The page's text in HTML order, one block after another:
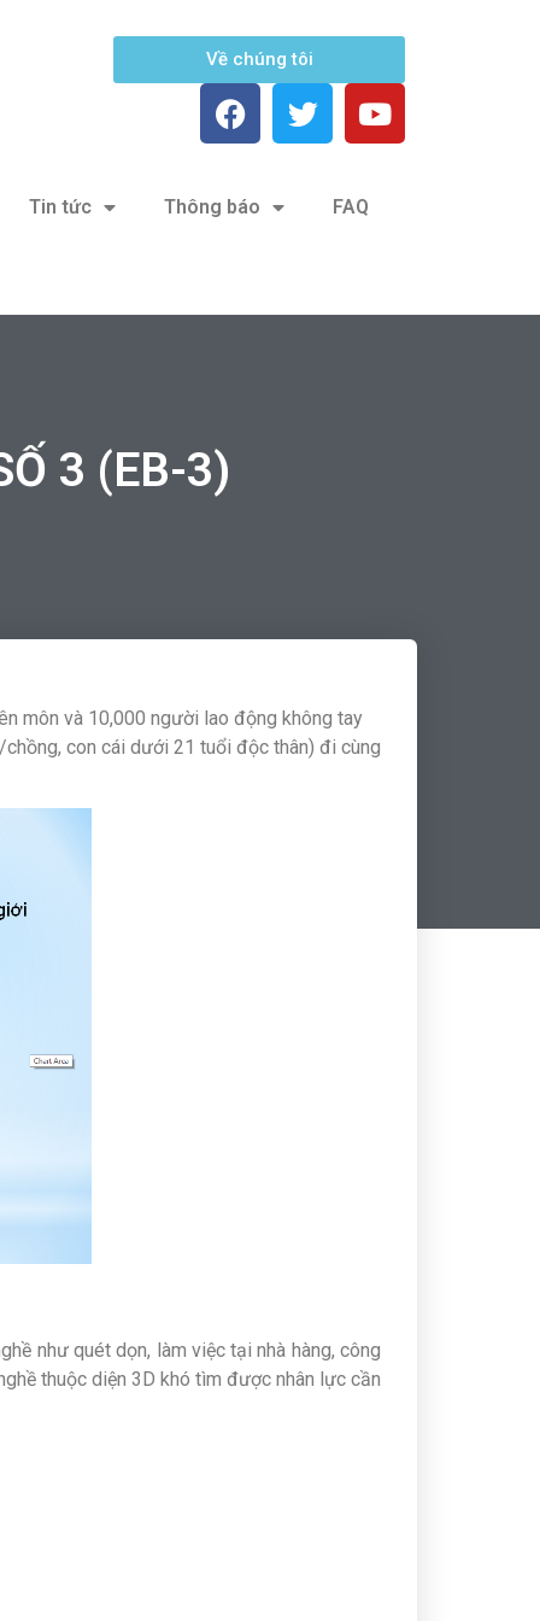
Về chúng tôi
Tin tức Thông báo FAQ
3 (EB-3)
môn và 10,000 người lao động không tay
con cái dưới 21 tuổi độc thân) đi cùng
như quét dọn, làm việc tại nhà hàng, công
thuộc diện 3D khó tìm được nhân lực cần